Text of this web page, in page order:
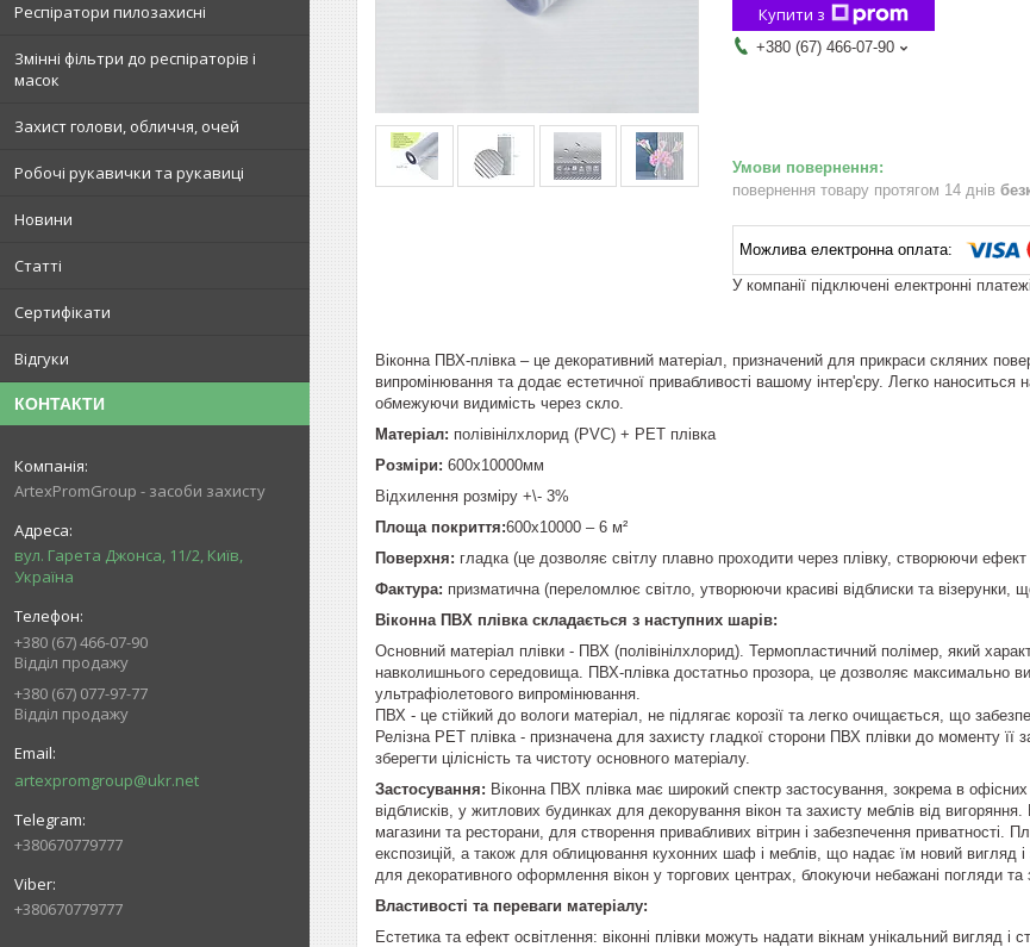
Респіратори пилозахисні
Змінні фільтри до респіраторів і
масок
Захист голови, обличчя, очей
Робочі рукавички та рукавиці
Новини
Статті
Сертифікати
Відгуки
КОНТАКТИ
ArtexPromGroup - засоби захисту
вул. Гарета Джонса, 11/2, Київ,
Україна
+380 (67) 466-07-90
Відділ продажу
+380 (67) 077-97-77
Відділ продажу
artexpromgroup@ukr.net
+380670779777
+380670779777
Купити з
+380 (67) 466-07-90
повернення товару протягом 14 днів
У компанії підключені електронні
Віконна ПВХ-плівка – це декоративний матеріал, призначений для прикраси скляних
випромінювання та додає естетичної привабливості вашому інтер'єру. Легко
обмежуючи видимість через скло.
Матеріал: полівінілхлорид (PVC) + РЕТ плівка
Розміри: 600х10000мм
Відхилення розміру +\- 3%
Площа покриття:600х10000 – 6 м²
Поверхня: гладка (це дозволяє світлу плавно проходити через плівку, створюючи ефект
Фактура: призматична (переломлює світло, утворюючи красиві відблиски та візерунки,
Віконна ПВХ плівка складається з наступних шарів:
Основний матеріал плівки - ПВХ (полівінілхлорид). Термопластичний полімер, який
навколишнього середовища. ПВХ-плівка достатньо прозора, це дозволяє максимально
ультрафіолетового випромінювання.
ПВХ - це стійкий до вологи матеріал, не підлягає корозії та легко очищається, що
Релізна РЕТ плівка - призначена для захисту гладкої сторони ПВХ плівки до моменту
зберегти цілісність та чистоту основного матеріалу.
Застосування: Віконна ПВХ плівка має широкий спектр застосування, зокрема в
відблисків, у житлових будинках для декорування вікон та захисту меблів від
магазини та ресторани, для створення привабливих вітрин і забезпечення приватності.
експозицій, а також для облицювання кухонних шаф і меблів, що надає їм новий вигляд
для декоративного оформлення вікон у торгових центрах, блокуючи небажані погляди
Властивості та переваги матеріалу:
Естетика та ефект освітлення: віконні плівки можуть надати вікнам унікальний вигляд